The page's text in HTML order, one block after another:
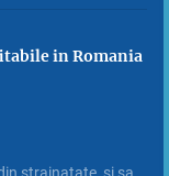
in Romania